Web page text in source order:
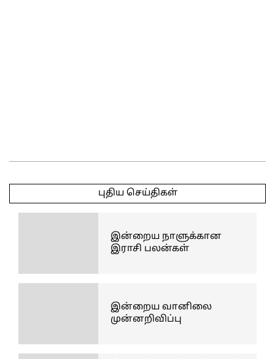
05-
புதிய செய்திகள்
இன்றைய நாளுக்கான
இராசி பலன்கள்
இன்றைய வானிலை
முன்னறிவிப்பு